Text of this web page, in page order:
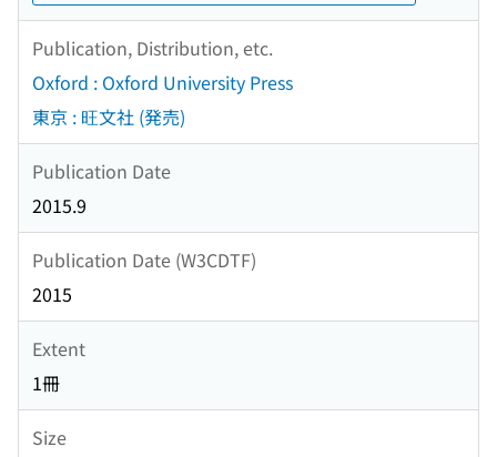
Publication, Distribution, etc.
Oxford : Oxford University Press
東京 : 旺文社 (発売)
Publication Date
2015.9
Publication Date (W3CDTF)
2015
Extent
1冊
Size